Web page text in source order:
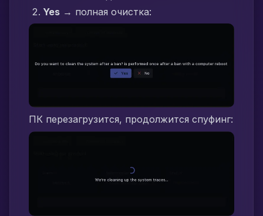
Yes → полная очистка:
ПК перезагрузится, продолжится спуфинг: